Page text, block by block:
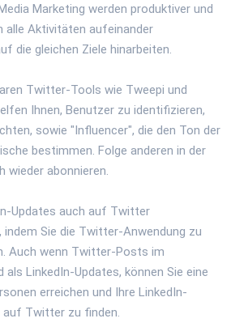
Marketing werden produktiver und
alle Aktivitäten aufeinander
die gleichen Ziele hinarbeiten.
Twitter-Tools wie Tweepi und
Ihnen, Benutzer zu identifizieren,
sowie "Influencer", die den Ton der
bestimmen. Folge anderen in der
wieder abonnieren.
Updates auch auf Twitter
Sie die Twitter-Anwendung zu
Auch wenn Twitter-Posts im
als LinkedIn-Updates, können Sie eine
erreichen und Ihre LinkedIn-
auf Twitter zu finden.